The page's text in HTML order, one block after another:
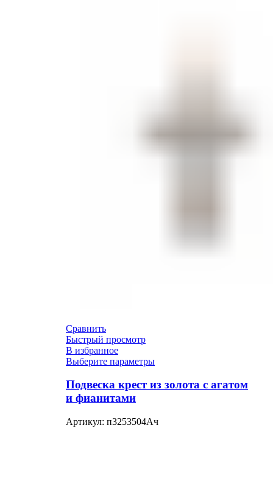
Сравнить
Быстрый просмотр
В избранное
Выберите параметры
Подвеска крест из золота с агатом
и фианитами
Артикул: п3253504Ач